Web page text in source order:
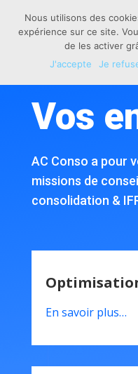
Vos
AC Conso a pour
missions de conseil
consolidation &
En savoir plus…
Nous utilisons des
expérience sur ce site.
de les activer
J'accepte
Je